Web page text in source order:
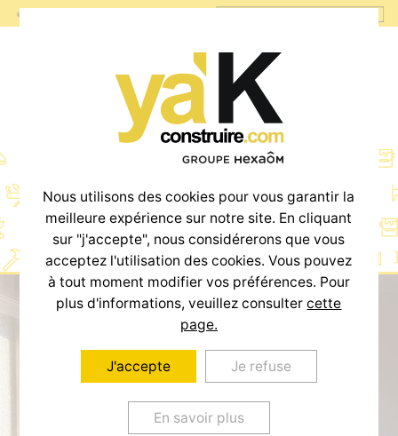
Offre investisseur
Nous utilisons des cookies pour vous garantir la
meilleure expérience sur notre site. En cliquant
sur "j'accepte", nous considérerons que vous
acceptez l'utilisation des cookies. Vous pouvez
à tout moment modifier vos préférences. Pour
plus d'informations, veuillez consultercette
page.
J'accepte Je refuse
En savoir plus